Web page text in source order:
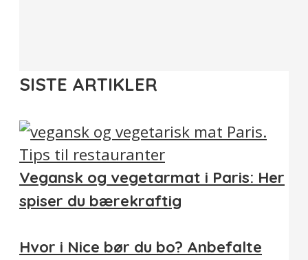
SISTE ARTIKLER
Vegansk og vegetarmat i Paris: Her
spiser du bærekraftig
Hvor i Nice bør du bo? Anbefalte